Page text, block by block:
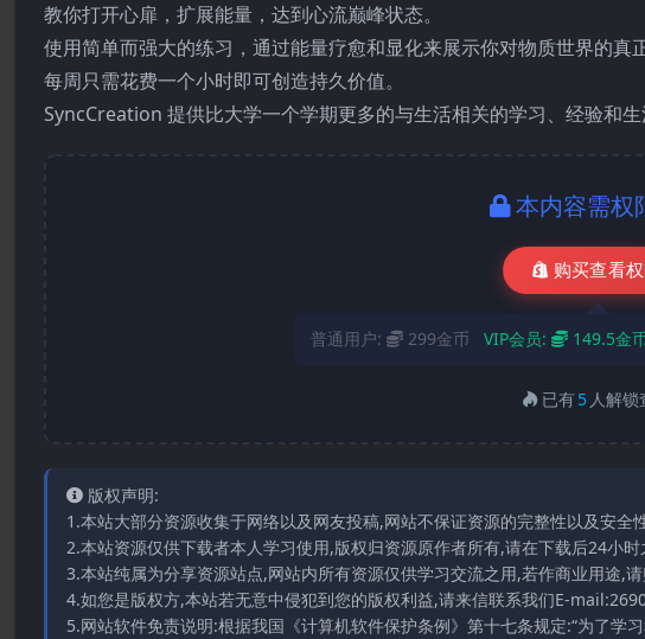
教你打开心扉，扩展能量，达到心流巅峰状态。
使用简单而强大的练习，通过能量疗愈和显化来展示你对物质世界的真正
每周只需花费一个小时即可创造持久价值。
SyncCreation 提供比大学一个学期更多的与生活相关的学习、经验和生
本内容需权
购买查看
普通用户: 299金币 VIP会员: 149.5金
已有5 人解锁
版权声明:
1.本站大部分资源收集于网络以及网友投稿,网站不保证资源的完整性以及安全
2.本站资源仅供下载者本人学习使用,版权归资源原作者所有,请在下载后24小时
3.本站纯属为分享资源站点,网站内所有资源仅供学习交流之用,若作商业用途,
4.如您是版权方,本站若无意中侵犯到您的版权利益,请来信联系我们E-
5.网站软件免责说明:根据我国《计算机软件保护条例》第十七条规定:“为了学